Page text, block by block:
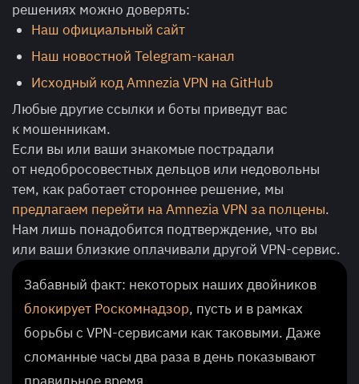
решениях можно доверять:
Наш официальный сайт
Наш новостной Telegram-канал
Исходный код Amnezia VPN на GitHub
Любые другие ссылки и боты приведут вас
к мошенникам.
Если вы или ваши знакомые пострадали
от недобросовестных дельцов или недовольны
тем, как работает стороннее решение, мы
предлагаем перейти на Amnezia VPN за полцены.
Нам лишь понадобится подтверждение, что вы
или ваши близкие оплачивали другой VPN-сервис.
Забавный факт: некоторых наших двойников
блокирует Роскомнадзор, пусть и в рамках
борьбы с VPN-сервисами как таковыми. Даже
сломанные часы два раза в день показывают